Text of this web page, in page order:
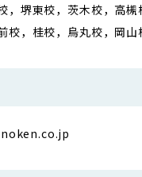
，堺東校，茨木校，高
校，桂校，烏丸校，岡山